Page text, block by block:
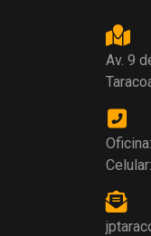
Av. 9